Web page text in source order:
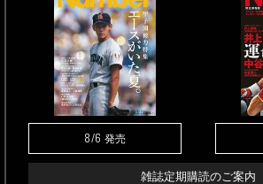
8/6 発売
雑誌定期購読のご案内